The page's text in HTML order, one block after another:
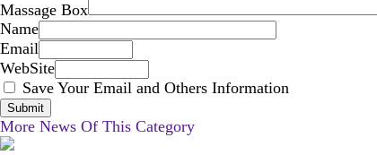
Massage Box
Name
Email
WebSite
Save Your Email and Others Information
More News Of This Category